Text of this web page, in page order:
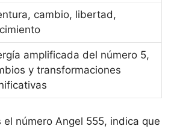
cambio, libertad,
amplificada del número 5,
y transformaciones
el número Angel 555, indica que